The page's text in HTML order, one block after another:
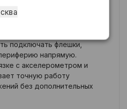
расплачиваться
— быстро и без лишних
OTG через разъём Type-C
подключать флешки,
напрямую.
с акселерометром и
точную работу
без дополнительных